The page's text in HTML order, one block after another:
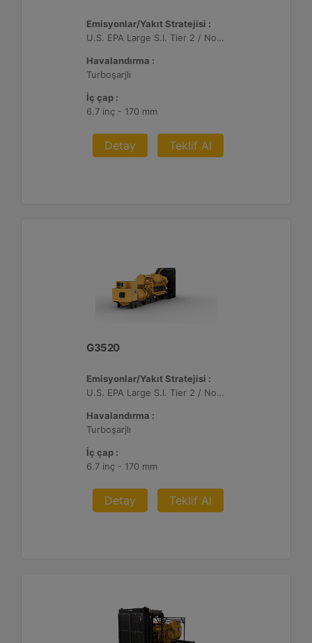
Emisyonlar/Yakıt Stratejisi :
U.S. EPA Large S.I. Tier 2 / Non-Road Mobile Sertifikalı
Havalandırma :
Turboşarjlı
İç çap :
6.7 inç - 170 mm
Detay Teklif Al
G3520
Emisyonlar/Yakıt Stratejisi :
U.S. EPA Large S.I. Tier 2 / Non-Road Mobile Sertifikalı
Havalandırma :
Turboşarjlı
İç çap :
6.7 inç - 170 mm
Detay Teklif Al